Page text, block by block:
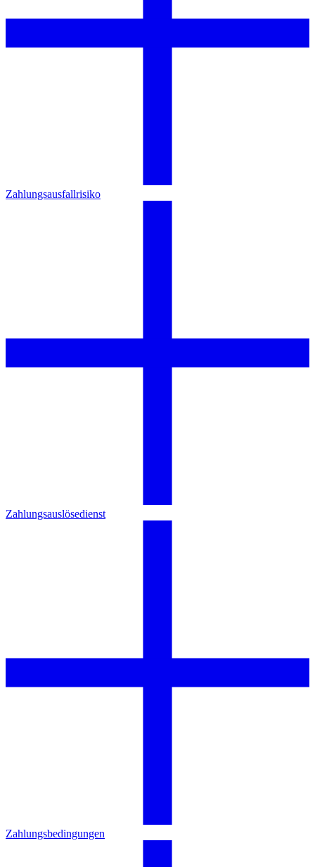
Zahlungsausfallrisiko
Zahlungsauslösedienst
Zahlungsbedingungen